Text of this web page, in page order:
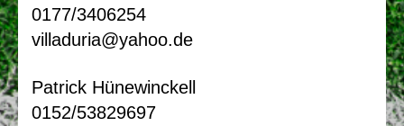
0177/3406254
villaduria@yahoo.de
Patrick Hünewinckell
0152/53829697